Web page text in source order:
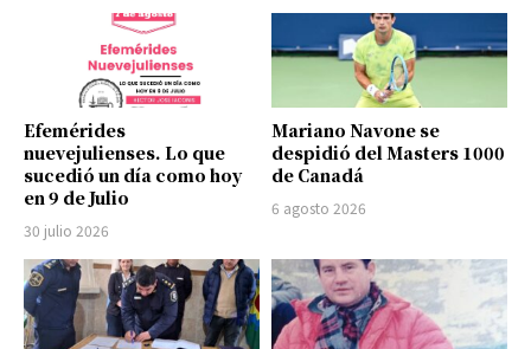
Efemérides
nuevejulienses. Lo que
sucedió un día como hoy
en 9 de Julio
30 julio 2026
Mariano Navone se
despidió del Masters 1000
de Canadá
6 agosto 2026